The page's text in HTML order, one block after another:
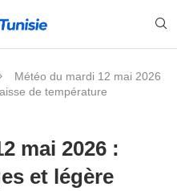
Météo du mardi 12 mai 2026
de température
mai 2026 :
et légère